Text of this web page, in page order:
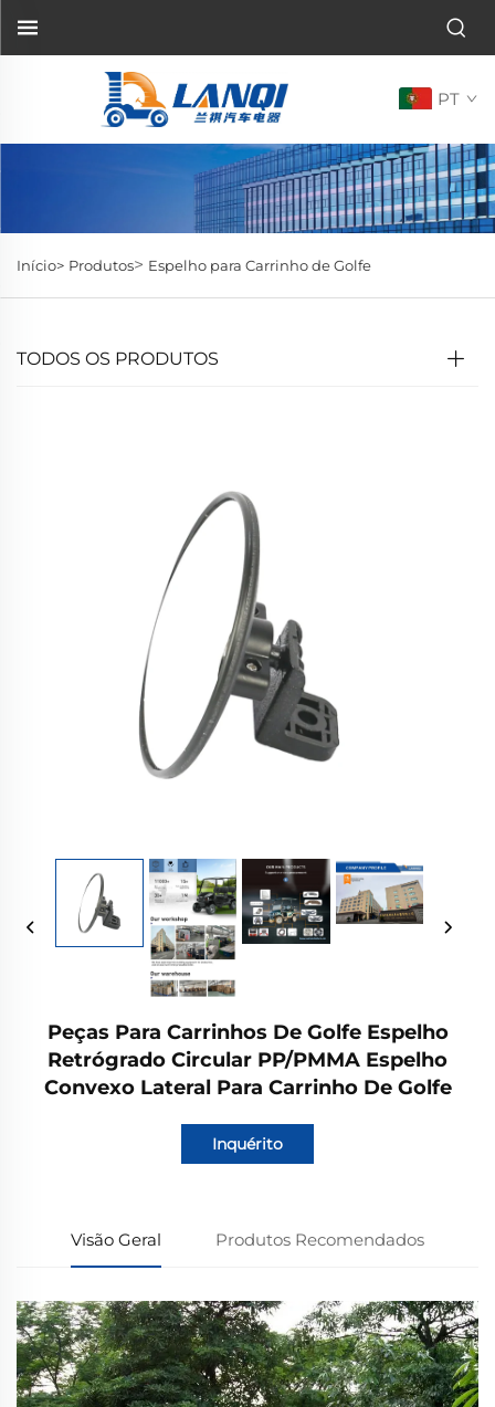
PT
Início> Produtos> Espelho para Carrinho de Golfe
TODOS OS PRODUTOS
Peças Para Carrinhos De Golfe Espelho
Retrógrado Circular PP/PMMA Espelho
Convexo Lateral Para Carrinho De Golfe
Inquérito
Visão Geral Produtos Recomendados